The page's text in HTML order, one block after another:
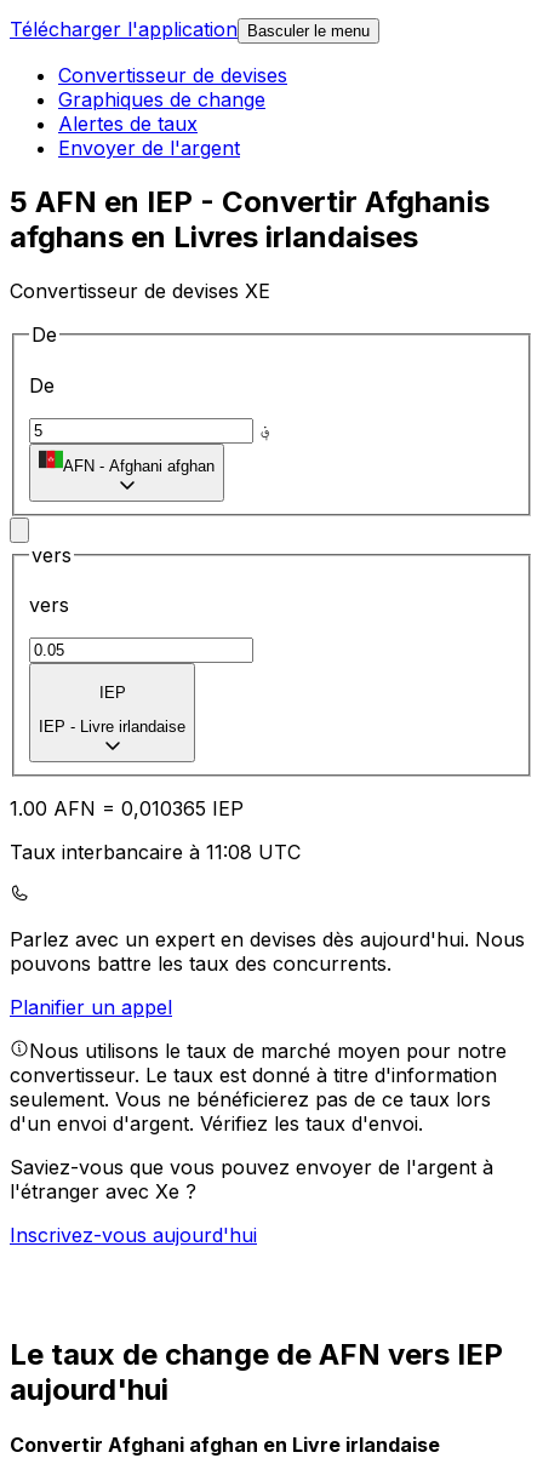
Télécharger l'application
Basculer le menu
Convertisseur de devises
Graphiques de change
Alertes de taux
Envoyer de l'argent
5 AFN en IEP - Convertir Afghanis
afghans en Livres irlandaises
Convertisseur de devises XE
De
De
؋
AFN - Afghani afghan
vers
vers
IEP
IEP - Livre irlandaise
1.00 AFN = 0,010365 IEP
Taux interbancaire à 11:08 UTC
Parlez avec un expert en devises dès aujourd'hui. Nous
pouvons battre les taux des concurrents.
Planifier un appel
Nous utilisons le taux de marché moyen pour notre
convertisseur. Le taux est donné à titre d'information
seulement. Vous ne bénéficierez pas de ce taux lors
d'un envoi d'argent. Vérifiez les taux d'envoi.
Saviez-vous que vous pouvez envoyer de l'argent à
l'étranger avec Xe ?
Inscrivez-vous aujourd'hui
Le taux de change de AFN vers IEP
aujourd'hui
Convertir Afghani afghan en Livre irlandaise